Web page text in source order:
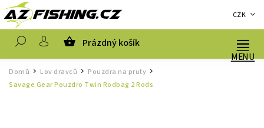
CZK
Prázdný košík
Domů / Lov dravců / Pouzdra na pruty /
Savage Gear Pouzdro Twin Rodbag 2 Rods